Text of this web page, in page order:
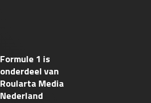
Formule 1 is
onderdeel van
Roularta Media
Nederland